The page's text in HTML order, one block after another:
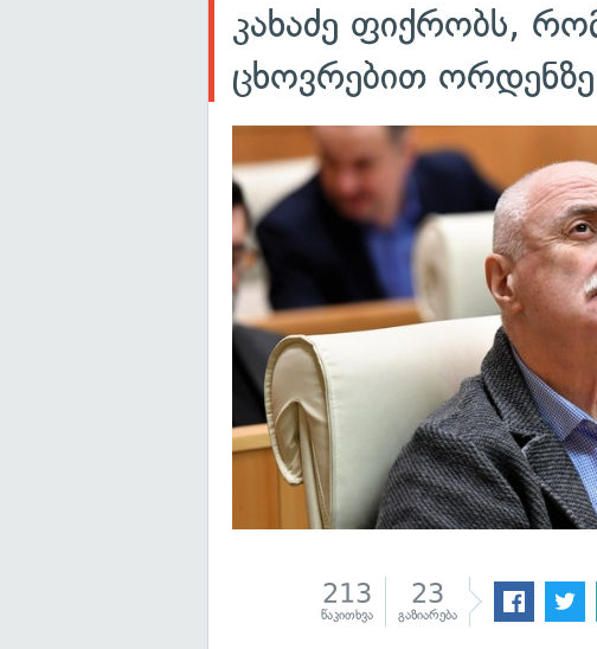
კახაძე ფიქრობს,
ცხოვრებით ორდენზე
213
წაკითხვა
23
გაზიარება